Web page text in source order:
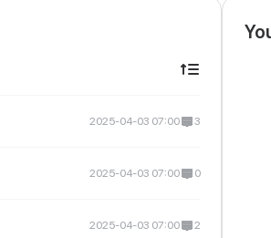
2025-04-03 07:00 3
2025-04-03 07:00 0
2025-04-03 07:00 2